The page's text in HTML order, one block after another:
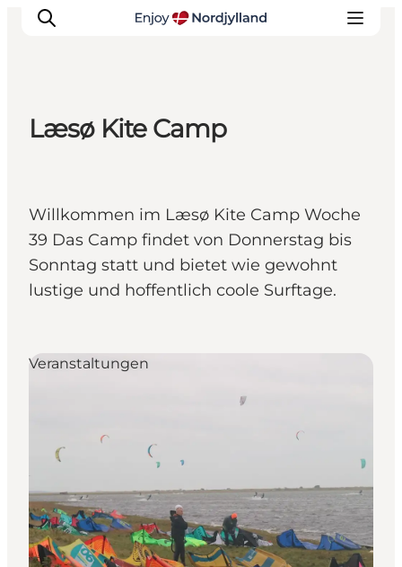
Destinationen
Guides
Veranstaltungen
Für Kinder
Læsø Kite Camp
Willkommen im Læsø Kite Camp Woche
39 Das Camp findet von Donnerstag bis
Sonntag statt und bietet wie gewohnt
lustige und hoffentlich coole Surftage.
Veranstaltungen